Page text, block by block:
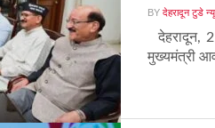
BY देहरादून टुडे
देहरादून,
मुख्यमंत्री